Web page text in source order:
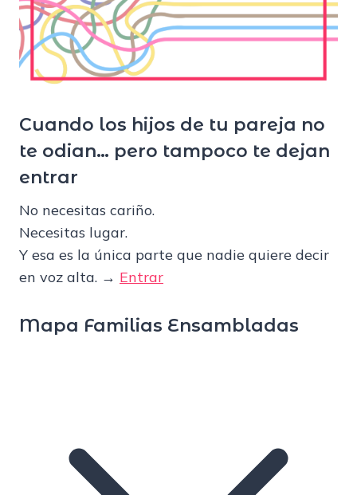
Cuando los hijos de tu pareja no
te odian… pero tampoco te dejan
entrar
No necesitas cariño.
Necesitas lugar.
Y esa es la única parte que nadie quiere decir
en voz alta. → Entrar
Mapa Familias Ensambladas